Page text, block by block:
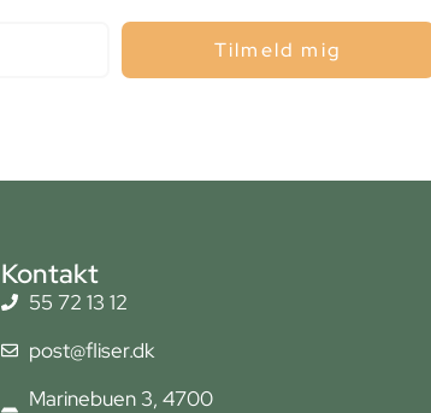
Tilmeld mig
Kontakt
55 72 13 12
post@fliser.dk
Marinebuen 3, 4700